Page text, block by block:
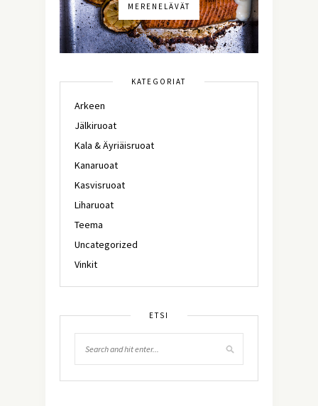
MERENELÄVÄT
KATEGORIAT
Arkeen
Jälkiruoat
Kala & Äyriäisruoat
Kanaruoat
Kasvisruoat
Liharuoat
Teema
Uncategorized
Vinkit
ETSI